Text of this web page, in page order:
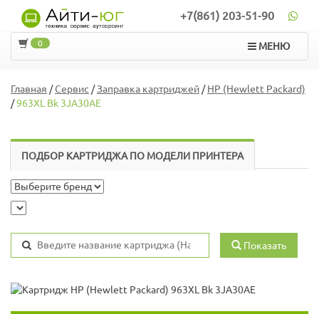
+7(861) 203-51-90
МЕНЮ
0
Главная /Сервис /Заправка картриджей/HP (Hewlett Packard)
/963XL Bk 3JA30AE
ПОДБОР КАРТРИДЖА ПО МОДЕЛИ ПРИНТЕРА
Показать